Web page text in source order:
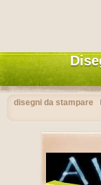
disegni da stampare